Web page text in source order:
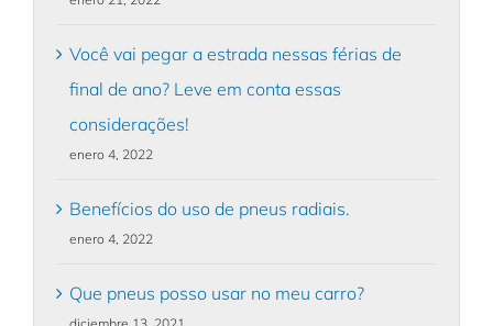
Você vai pegar a estrada nessas férias de
final de ano? Leve em conta essas
considerações!
enero 4, 2022
Benefícios do uso de pneus radiais.
enero 4, 2022
Que pneus posso usar no meu carro?